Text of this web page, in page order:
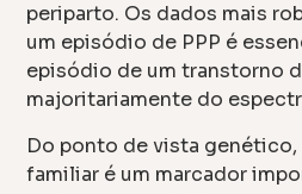
periparto. Os dados mais
um episódio de PPP é
episódio de um transtorno
majoritariamente do
Do ponto de vista
familiar é um marcador